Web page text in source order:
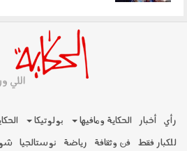
رأي أخبار الحكاية ومافيها بولوتيكا
للكبار فقط فن وثقافة رياضة نوستالجيا